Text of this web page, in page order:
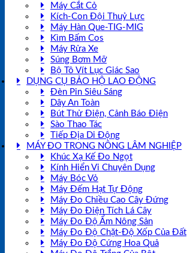
Máy Cắt Cỏ
Kích-Con Đội Thuỷ Lực
Máy Hàn Que-TIG-MIG
Kìm Bấm Cos
Máy Rửa Xe
Súng Bơm Mỡ
Bộ Tô Vít Lục Giác Sao
DỤNG CỤ BẢO HỘ LAO ĐỘNG
Đèn Pin Siêu Sáng
Dây An Toàn
Bút Thử Điện, Cảnh Báo Điện
Sào Thao Tác
Tiếp Địa Di Động
MÁY ĐO TRONG NÔNG LÂM NGHIỆP
Khúc Xạ Kế Đo Ngọt
Kính Hiển Vi Chuyên Dụng
Máy Bóc Vỏ
Máy Đếm Hạt Tự Động
Máy Đo Chiều Cao Cây Đứng
Máy Đo Điện Tích Lá Cây
Máy Đo Độ Ẩm Nông Sản
Máy Đo Độ Chặt-Độ Xốp Của Đất
Máy Đo Độ Cứng Hoa Quả